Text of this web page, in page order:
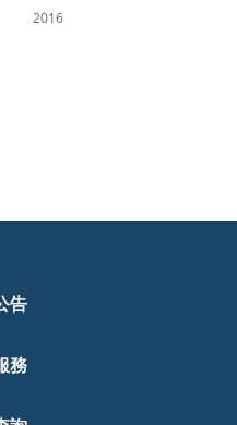
2016
告
務